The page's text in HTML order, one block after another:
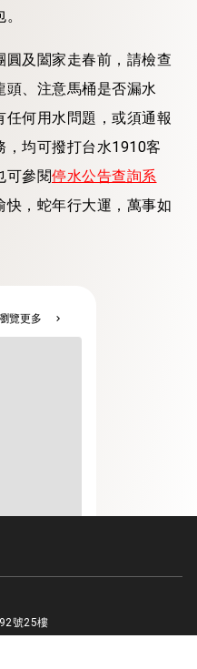
圓及闔家走春前，請檢查
、注意馬桶是否漏水
何用水問題，或須通報
，均可撥打台水1910客
可參閱停水公告查詢系
快，蛇年行大運，萬事如
覽更多 chevron_right
號25樓